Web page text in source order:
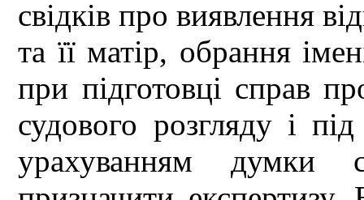
свідків про виявлення
та її матір, обрання
при підготовці справ
судового розгляду і
урахуванням думки